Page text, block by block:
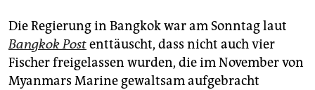
Die Regierung in Bangkok war am Sonntag laut
Bangkok Postenttäuscht, dass nicht auch vier
Fischer freigelassen wurden, die im November von
Myanmars Marine gewaltsam aufgebracht